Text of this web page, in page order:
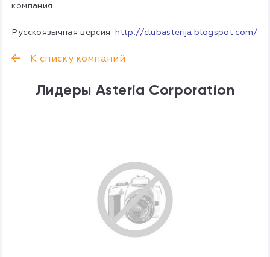
компания.
Русскоязычная версия:http://clubasterija.blogspot.com/
К списку компаний
Лидеры Asteria Corporation